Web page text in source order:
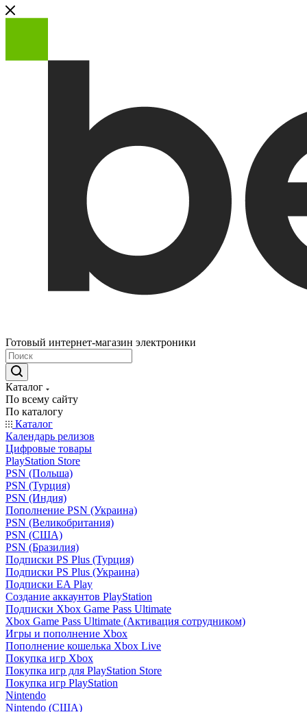
Готовый интернет-магазин электроники
Каталог
По всему сайту
По каталогу
Каталог
Календарь релизов
Цифровые товары
PlayStation Store
PSN (Польша)
PSN (Турция)
PSN (Индия)
Пополнение PSN (Украина)
PSN (Великобритания)
PSN (США)
PSN (Бразилия)
Подписки PS Plus (Турция)
Подписки PS Plus (Украина)
Подписки EA Play
Создание аккаунтов PlayStation
Подписки Xbox Game Pass Ultimate
Xbox Game Pass Ultimate (Активация сотрудником)
Игры и пополнение Xbox
Пополнение кошелька Xbox Live
Покупка игр Xbox
Покупка игр для PlayStation Store
Покупка игр PlayStation
Nintendo
Nintendo (США)